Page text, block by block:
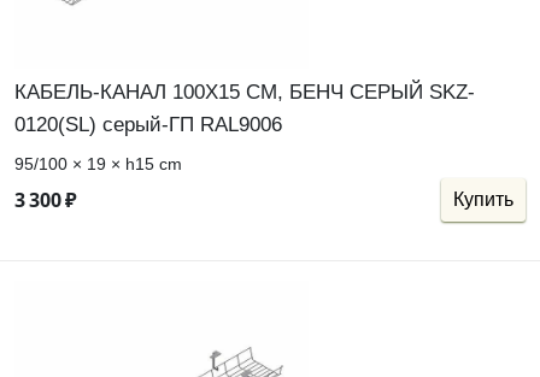
КАБЕЛЬ-КАНАЛ 100Х15 СМ, БЕНЧ СЕРЫЙ SKZ-
0120(SL) серый-ГП RAL9006
95/100 × 19 × h15 cm
3300₽ Купить